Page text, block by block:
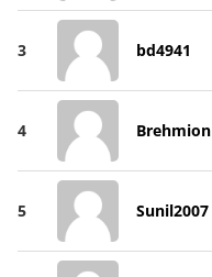
3 bd4941
4 Brehmion
5 Sunil2007